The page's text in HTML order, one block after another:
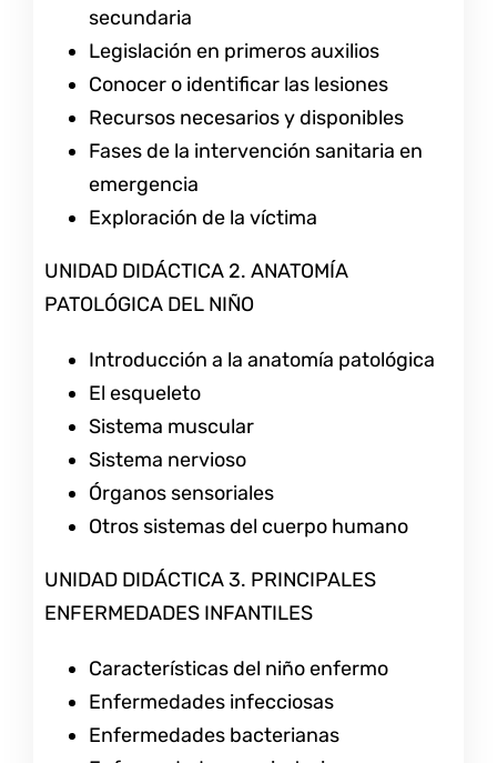
secundaria
Legislación en primeros auxilios
Conocer o identificar las lesiones
Recursos necesarios y disponibles
Fases de la intervención sanitaria en
emergencia
Exploración de la víctima
UNIDAD DIDÁCTICA 2. ANATOMÍA
PATOLÓGICA DEL NIÑO
Introducción a la anatomía patológica
El esqueleto
Sistema muscular
Sistema nervioso
Órganos sensoriales
Otros sistemas del cuerpo humano
UNIDAD DIDÁCTICA 3. PRINCIPALES
ENFERMEDADES INFANTILES
Características del niño enfermo
Enfermedades infecciosas
Enfermedades bacterianas